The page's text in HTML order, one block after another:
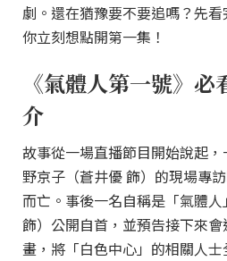
劇。還在猶豫要不要追嗎？先
你立刻想點開第一集！
《氣體人第一號》
介
故事從一場直播節目開始說起
野京子（蒼井優 飾）的現場專
而亡。事後一名自稱是「氣體
飾）公開自首，並預告接下來
畫，將「白色中心」的相關人